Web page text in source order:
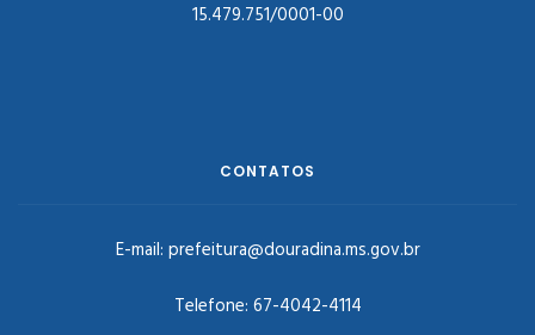
15.479.751/0001-00
CONTATOS
E-mail: prefeitura@douradina.ms.gov.br
Telefone: 67-4042-4114